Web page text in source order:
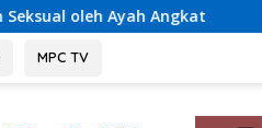
Terungkap! Kronologi
MPC TV